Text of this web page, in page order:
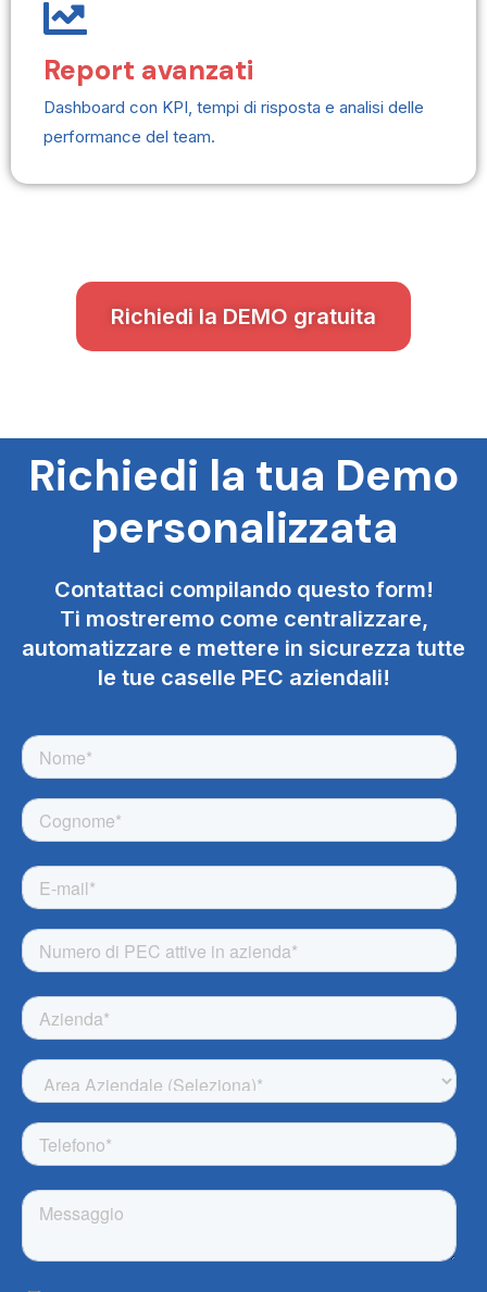
Report avanzati
Dashboard con KPI, tempi di risposta e analisi delle
performance del team.
Richiedi la DEMO gratuita
Richiedi la tua Demo
personalizzata
Contattaci compilando questo form!
Ti mostreremo come centralizzare,
automatizzare e mettere in sicurezza tutte
le tue caselle PEC aziendali!